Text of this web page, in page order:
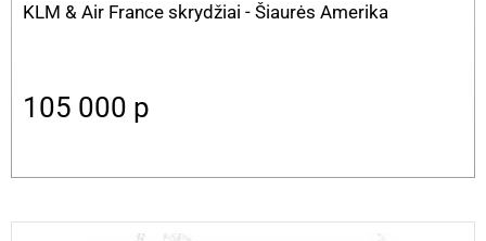
KLM & Air France skrydžiai - Šiaurės Amerika
105 000 p